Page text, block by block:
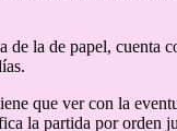
de la de papel,
que ver con la
la partida por orden